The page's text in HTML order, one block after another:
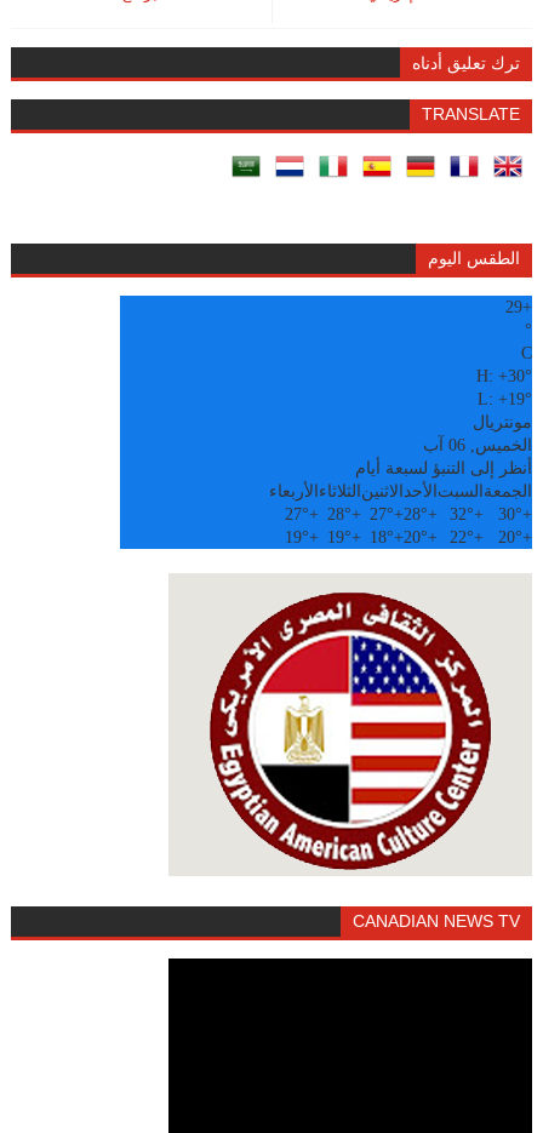
ترك تعليق أدناه
TRANSLATE
الطقس اليوم
+
29
°
C
H:+30°
L:+19°
مونتريال
الخميس, 06 آب
أنظر إلى التنبؤ لسبعة أيام
الجمعة السبت الأحدالاثنين الثلاثاء الأربعاء
+
30°
+
32°
+
28°
+
27°
+
28°
+
27°
+
20°
+
22°
+
20°
+
18°
+
19°
+
19°
CANADIAN NEWS TV